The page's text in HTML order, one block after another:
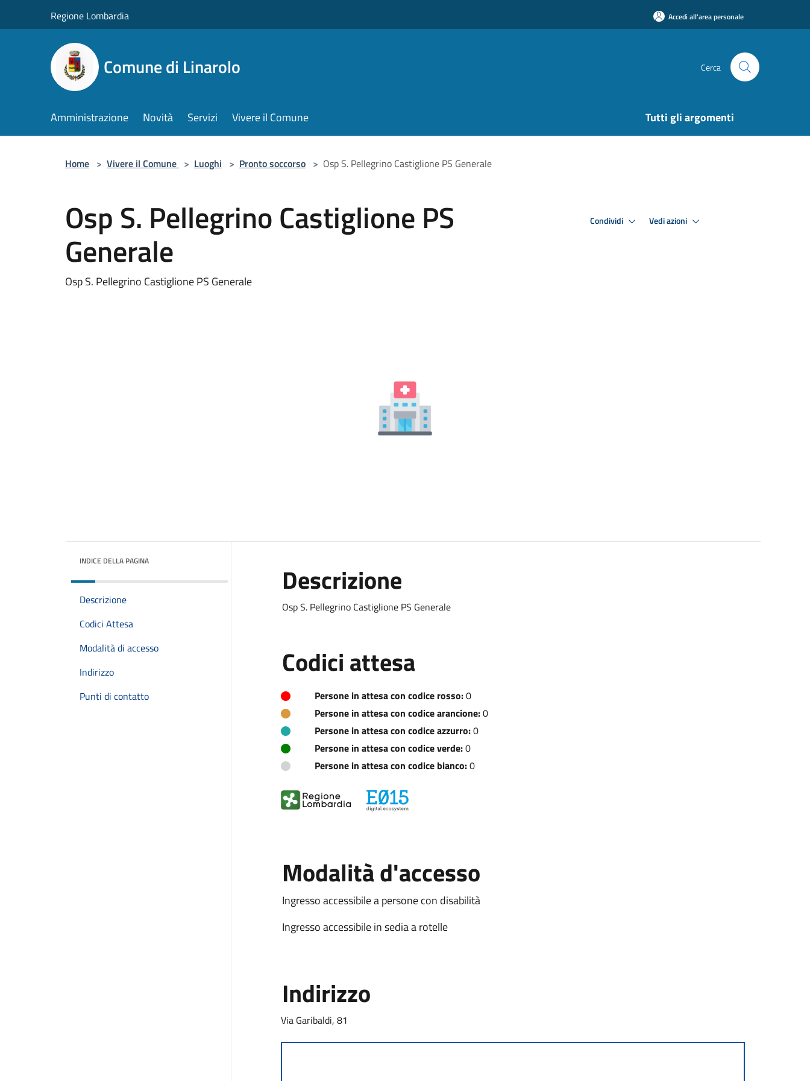
Regione Lombardia Accedi all'area personale
Comune di Linarolo Cerca
Amministrazione Novità Servizi Vivere il Comune Tutti gli argomenti
Home > Vivere il Comune > Luoghi > Pronto soccorso > Osp S. Pellegrino Castiglione PS Generale
Osp S. Pellegrino Castiglione PS
Generale
Osp S. Pellegrino Castiglione PS Generale
Condividi Vedi azioni
INDICE DELLA PAGINA
Descrizione
Codici Attesa
Modalità di accesso
Indirizzo
Punti di contatto
Descrizione
Osp S. Pellegrino Castiglione PS Generale
Codici attesa
Persone in attesa con codice rosso:0
Persone in attesa con codice arancione:0
Persone in attesa con codice azzurro:0
Persone in attesa con codice verde:0
Persone in attesa con codice bianco:0
Modalità d'accesso
Ingresso accessibile a persone con disabilità
Ingresso accessibile in sedia a rotelle
Indirizzo
Via Garibaldi, 81